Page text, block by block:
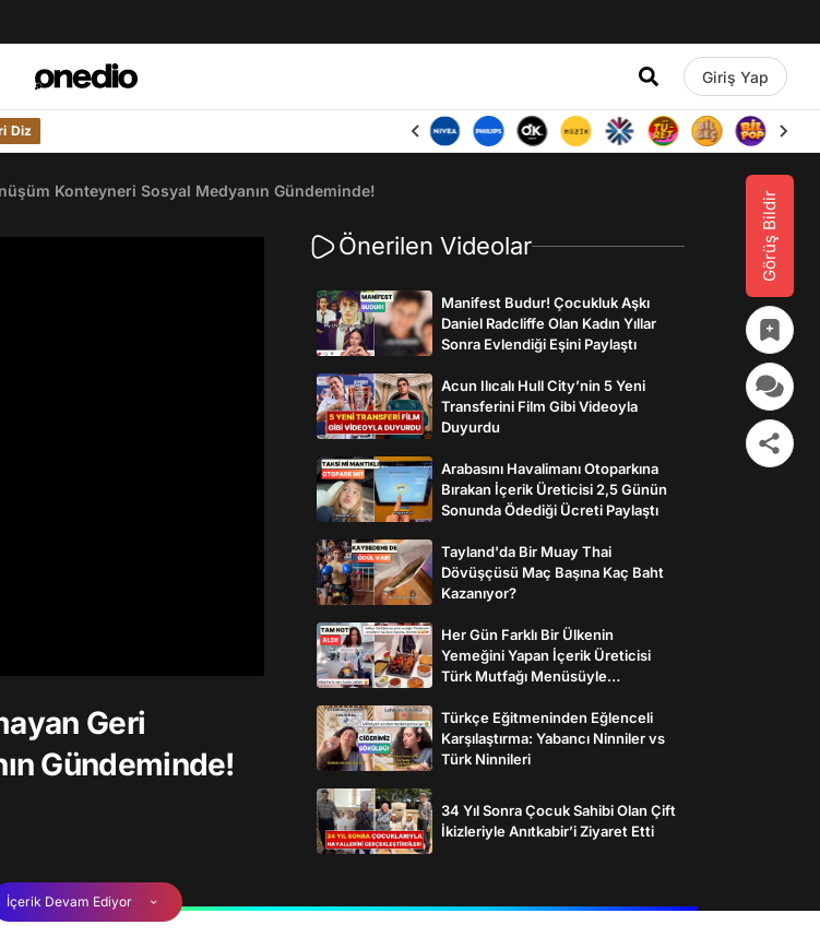
Giriş Yap
Diz
Görüş Bildir
Konteyneri Sosyal Medyanın Gündeminde!
Geri
Gündeminde!
Önerilen Videolar
Manifest Budur! Çocukluk Aşkı
Daniel Radcliffe Olan Kadın Yıllar
Sonra Evlendiği Eşini Paylaştı
Acun Ilıcalı Hull City’nin 5 Yeni
Transferini Film Gibi Videoyla
Duyurdu
Arabasını Havalimanı Otoparkına
Bırakan İçerik Üreticisi 2,5 Günün
Sonunda Ödediği Ücreti Paylaştı
Tayland'da Bir Muay Thai
Dövüşçüsü Maç Başına Kaç Baht
Kazanıyor?
Her Gün Farklı Bir Ülkenin
Yemeğini Yapan İçerik Üreticisi
Türk Mutfağı Menüsüyle
Türkçe Eğitmeninden Eğlenceli
Karşılaştırma: Yabancı Ninniler vs
Türk Ninnileri
34 Yıl Sonra Çocuk Sahibi Olan Çift
İkizleriyle Anıtkabir’i Ziyaret Etti
İçerik Devam Ediyor